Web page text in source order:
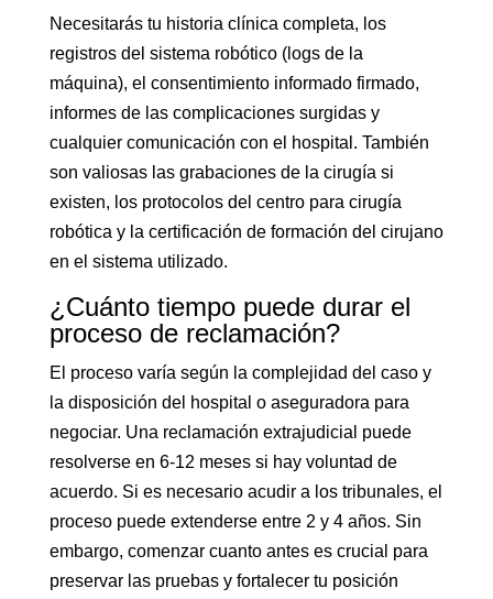
Necesitarás tu historia clínica completa, los
registros del sistema robótico (logs de la
máquina), el consentimiento informado firmado,
informes de las complicaciones surgidas y
cualquier comunicación con el hospital. También
son valiosas las grabaciones de la cirugía si
existen, los protocolos del centro para cirugía
robótica y la certificación de formación del cirujano
en el sistema utilizado.
¿Cuánto tiempo puede durar el
proceso de reclamación?
El proceso varía según la complejidad del caso y
la disposición del hospital o aseguradora para
negociar. Una reclamación extrajudicial puede
resolverse en 6-12 meses si hay voluntad de
acuerdo. Si es necesario acudir a los tribunales, el
proceso puede extenderse entre 2 y 4 años. Sin
embargo, comenzar cuanto antes es crucial para
preservar las pruebas y fortalecer tu posición